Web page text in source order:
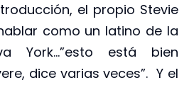
el propio Stevie
como un latino de la
York…”esto está bien
dice varias veces”. Y el